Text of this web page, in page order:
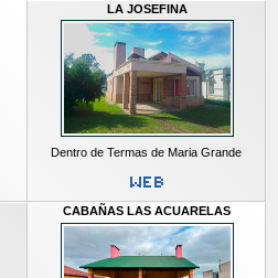
LA JOSEFINA
Dentro de Termas de Maria Grande
CABAÑAS LAS ACUARELAS